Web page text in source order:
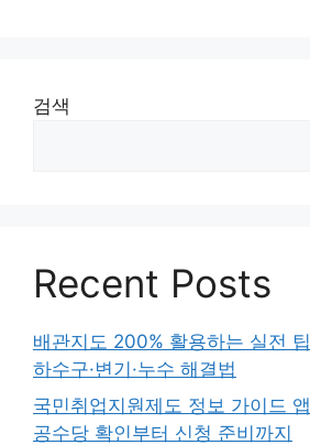
검색
Recent Posts
배관지도 200% 활용하는 실전
하수구·변기·누수 해결법
국민취업지원제도 정보 가이드
공수당 확인부터 신청 준비까지